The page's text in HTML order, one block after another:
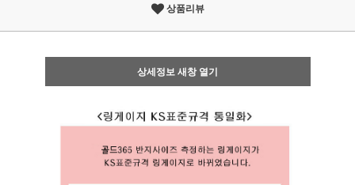
상품리뷰
상세정보 새창 열기